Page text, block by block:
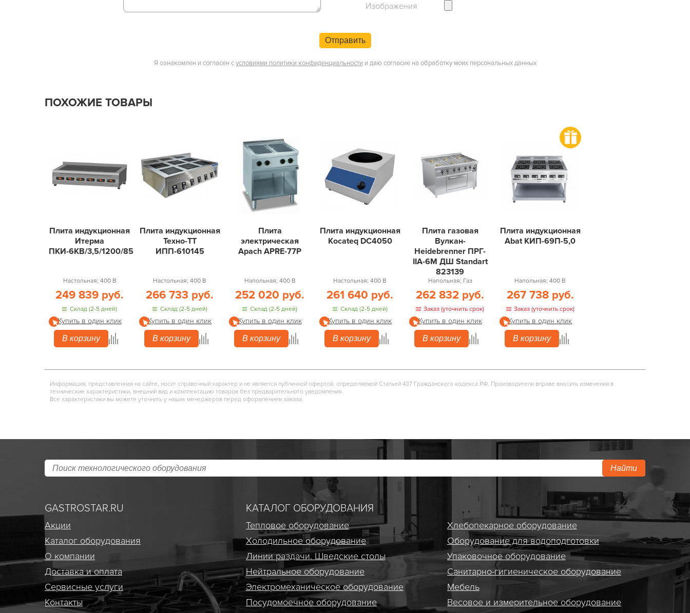
Изображения
Отправить
Я ознакомлен и согласен сусловиями политики конфиденциальности и даю согласие на обработку моих персональных данных
ПОХОЖИЕ ТОВАРЫ
Плита индукционная
Итерма
ПКИ-6КВ/3,5/1200/850/360
Настольная; 400 В
249 839 руб.
Склад (2-5 дней)
Купить в один клик
В корзину
Плита индукционная
Техно-ТТ
ИПП-610145
Настольная; 400 В
266 733 руб.
Склад (2-5 дней)
Купить в один клик
В корзину
Плита
электрическая
Apach APRE-77P
Напольная; 400 В
252 020 руб.
Склад (2-5 дней)
Купить в один клик
В корзину
Плита индукционная
Kocateq DC4050
Настольная; 400 В
261 640 руб.
Склад (2-5 дней)
Купить в один клик
В корзину
Плита газовая
Вулкан-
Heidebrenner ПРГ-
IIA-6М ДШ Standart
823139
Напольная; Газ
262 832 руб.
Заказ (уточнить срок)
Купить в один клик
В корзину
Плита индукционная
Abat КИП-69П-5,0
Напольная; 400 В
267 738 руб.
Заказ (уточнить срок)
Купить в один клик
В корзину
Информация, представленная на сайте, носит справочный характер и не является публичной офертой, определяемой Статьей 437 Гражданского кодекса РФ. Производители вправе вносить изменения в
технические характеристики, внешний вид и комплектацию товаров без предварительного уведомления.
Все характеристики вы можете уточнить у наших менеджеров перед оформлением заказа.
Найти
GASTROSTAR.RU
Акции
Каталог оборудования
О компании
Доставка и оплата
Сервисные услуги
Контакты
КАТАЛОГ ОБОРУДОВАНИЯ
Тепловое оборудование
Холодильное оборудование
Линии раздачи. Шведские столы
Нейтральное оборудование
Электро­механическое оборудование
Посудомоечное оборудование
Хлебопекарное оборудование
Оборудование для водоподготовки
Упаковочное оборудование
Санитарно-гигиеническое оборудование
Мебель
Весовое и измерительное оборудование